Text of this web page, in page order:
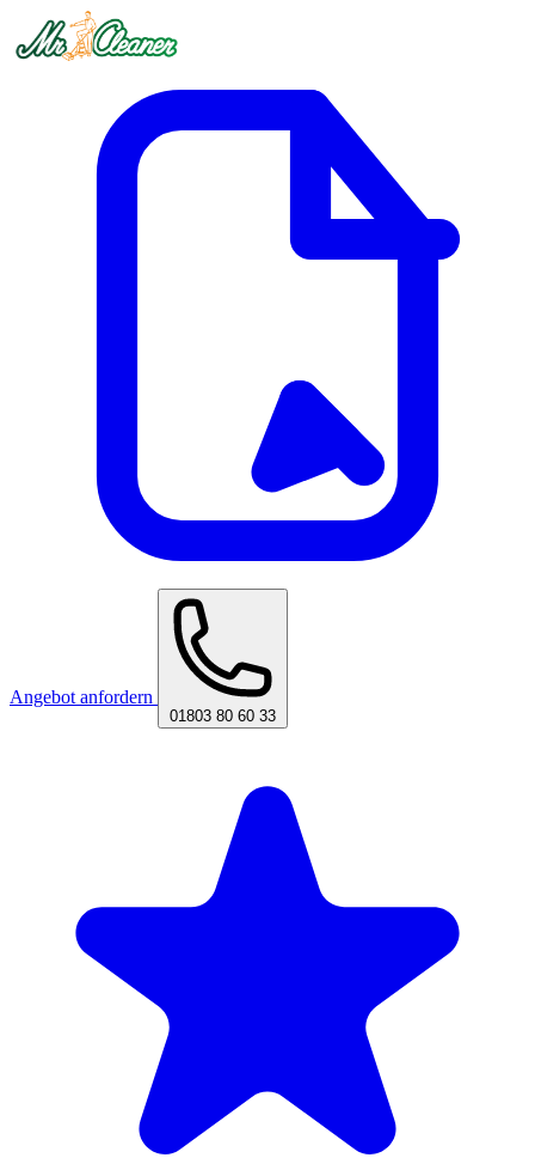
Angebot anfordern
01803 80 60 33